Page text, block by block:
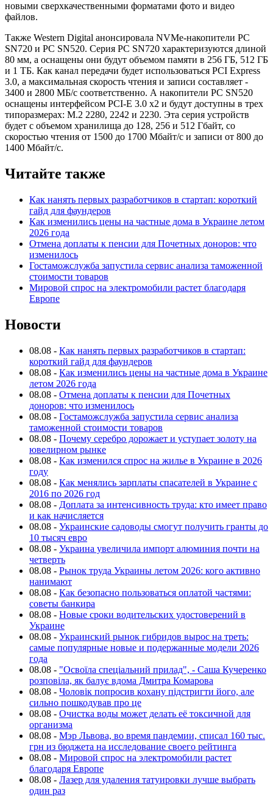
новыми сверхкачественными форматами фото и видео
файлов.
Также Western Digital анонсировала NVMe-накопители PC
SN720 и PC SN520. Серия PC SN720 характеризуются длиной
80 мм, а оснащены они будут объемом памяти в 256 ГБ, 512 ГБ
и 1 ТБ. Как канал передачи будет использоваться PCI Express
3.0, а максимальная скорость чтения и записи составляет -
3400 и 2800 МБ/с соответственно. А накопители PC SN520
оснащены интерфейсом PCI-E 3.0 x2 и будут доступны в трех
типоразмерах: M.2 2280, 2242 и 2230. Эта серия устройств
будет с объемом хранилища до 128, 256 и 512 Гбайт, со
скоростью чтения от 1500 до 1700 Мбайт/с и записи от 800 до
1400 Мбайт/с.
Читайте также
Как нанять первых разработчиков в стартап: короткий
гайд для фаундеров
Как изменились цены на частные дома в Украине летом
2026 года
Отмена доплаты к пенсии для Почетных доноров: что
изменилось
Гостаможслужба запустила сервис анализа таможенной
стоимости товаров
Мировой спрос на электромобили растет благодаря
Европе
Новости
08.08 - Как нанять первых разработчиков в стартап:
короткий гайд для фаундеров
08.08 - Как изменились цены на частные дома в Украине
летом 2026 года
08.08 - Отмена доплаты к пенсии для Почетных
доноров: что изменилось
08.08 - Гостаможслужба запустила сервис анализа
таможенной стоимости товаров
08.08 - Почему серебро дорожает и уступает золоту на
ювелирном рынке
08.08 - Как изменился спрос на жилье в Украине в 2026
году
08.08 - Как менялись зарплаты спасателей в Украине с
2016 по 2026 год
08.08 - Доплата за интенсивность труда: кто имеет право
и как начисляется
08.08 - Украинские садоводы смогут получить гранты до
10 тысяч евро
08.08 - Украина увеличила импорт алюминия почти на
четверть
08.08 - Рынок труда Украины летом 2026: кого активно
нанимают
08.08 - Как безопасно пользоваться оплатой частями:
советы банкира
08.08 - Новые сроки водительских удостоверений в
Украине
08.08 - Украинский рынок гибридов вырос на треть:
самые популярные новые и подержанные модели 2026
года
08.08 - "Освоїла спеціальний прилад", - Саша Кучеренко
розповіла, як балує вдома Дмитра Комарова
08.08 - Чоловік попросив кохану підстригти його, але
сильно пошкодував про це
08.08 - Очистка воды может делать её токсичной для
организма
08.08 - Мэр Львова, во время пандемии, списал 160 тыс.
грн из бюджета на исследование своего рейтинга
08.08 - Мировой спрос на электромобили растет
благодаря Европе
08.08 - Лазер для удаления татуировки лучше выбрать
один раз